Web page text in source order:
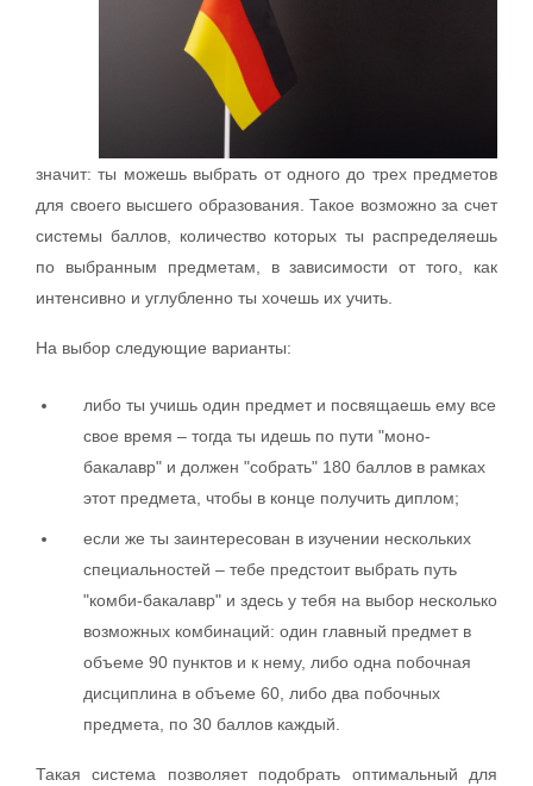
значит: ты можешь выбрать от одного до трех предметов
для своего высшего образования. Такое возможно за счет
системы баллов, количество которых ты распределяешь
по выбранным предметам, в зависимости от того, как
интенсивно и углубленно ты хочешь их учить.
На выбор следующие варианты:
либо ты учишь один предмет и посвящаешь ему все
свое время – тогда ты идешь по пути "моно-
бакалавр" и должен "собрать" 180 баллов в рамках
этот предмета, чтобы в конце получить диплом;
если же ты заинтересован в изучении нескольких
специальностей – тебе предстоит выбрать путь
"комби-бакалавр" и здесь у тебя на выбор несколько
возможных комбинаций: oдин главный предмет в
объеме 90 пунктов и к нему, либо одна побочная
дисциплина в объеме 60, либо два побочных
предмета, по 30 баллов каждый.
Такая система позволяет подобрать оптимальный для